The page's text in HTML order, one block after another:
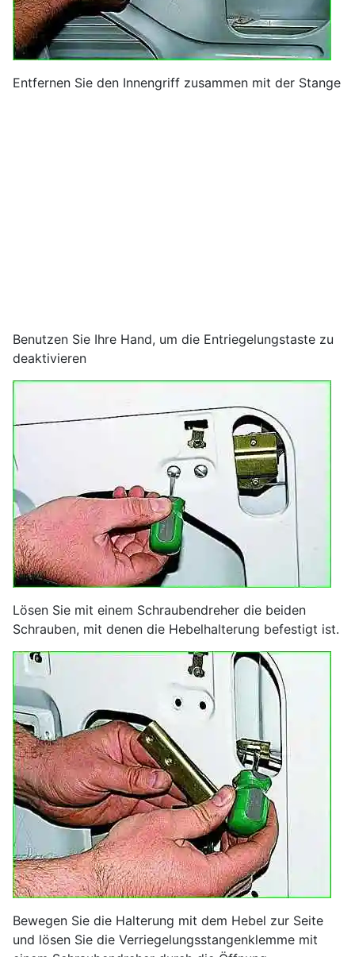
Entfernen Sie den Innengriff zusammen mit der Stange
Benutzen Sie Ihre Hand, um die Entriegelungstaste zu
deaktivieren
Lösen Sie mit einem Schraubendreher die beiden
Schrauben, mit denen die Hebelhalterung befestigt ist.
Bewegen Sie die Halterung mit dem Hebel zur Seite
und lösen Sie die Verriegelungsstangenklemme mit